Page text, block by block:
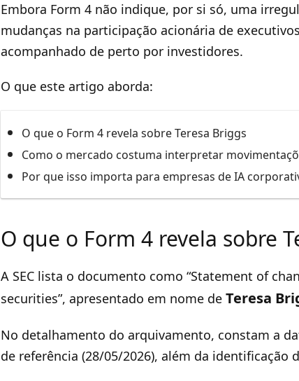
Embora Form 4 não indique, por si só, uma
mudanças na participação acionária de
acompanhado de perto por investidores.
O que este artigo aborda:
O que o Form 4 revela sobre Teresa Briggs
Como o mercado costuma interpretar
Por que isso importa para empresas de IA
O que o Form 4 revela sobre
A SEC lista o documento como “Statement of
securities”, apresentado em nome de Teresa
No detalhamento do arquivamento, constam a
de referência (28/05/2026), além da identificação